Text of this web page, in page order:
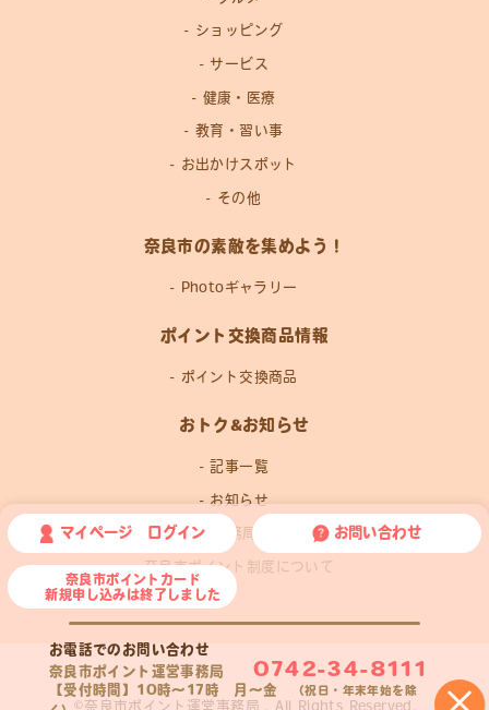
ショッピング
サービス
健康・医療
教育・習い事
お出かけスポット
その他
奈良市の素敵を集めよう！
Photoギャラリー
ポイント交換商品情報
ポイント交換商品
おトク&お知らせ
記事一覧
お知らせ
運営事務局news
奈良市ポイント制度について
©奈良市ポイント運営事務局 . All Rights Reserved.
マイページ ログイン お問い合わせ
奈良市ポイントカード
新規申し込みは終了しました
お電話でのお問い合わせ
奈良市ポイント運営事務局0742-34-8111
【受付時間】10時〜17時 月〜金
（祝日・年末年始を除